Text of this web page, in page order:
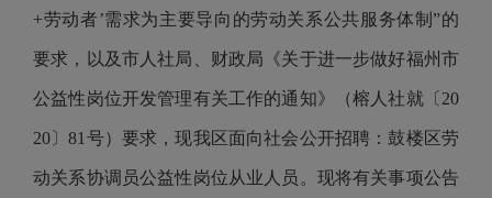
+劳动者’需求为主要导向的劳动关系公共服务体制”的
要求，以及市人社局、财政局《关于进一步做好福州市
公益性岗位开发管理有关工作的通知》（榕人社就〔 20
20〕81 号）要求，现我区面向社会公开招聘：鼓楼区劳
动关系协调员公益性岗位从业人员。现将有关事项公告